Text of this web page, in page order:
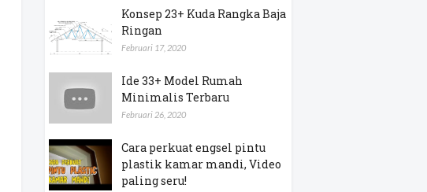
Konsep 23+ Kuda Rangka Baja
Ringan
Februari 17, 2020
Ide 33+ Model Rumah
Minimalis Terbaru
Februari 26, 2020
Cara perkuat engsel pintu
plastik kamar mandi, Video
paling seru!